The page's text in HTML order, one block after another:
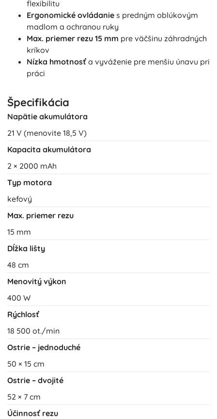
flexibilitu
Ergonomické ovládanie s predným oblúkovým
madlom a ochranou ruky
Max. priemer rezu 15 mm pre väčšinu záhradných
kríkov
Nízka hmotnosť a vyváženie pre menšiu únavu pri
práci
Špecifikácia
Napätie akumulátora
21 V (menovite 18,5 V)
Kapacita akumulátora
2 × 2000 mAh
Typ motora
kefový
Max. priemer rezu
15 mm
Dĺžka lišty
48 cm
Menovitý výkon
400 W
Rýchlosť
18 500 ot./min
Ostrie – jednoduché
50 × 15 cm
Ostrie – dvojité
52 × 7 cm
Účinnosť rezu